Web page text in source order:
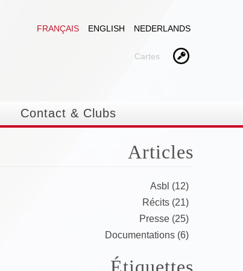
FRANÇAIS ENGLISH NEDERLANDS
Cartes
Contact & Clubs
Articles
Asbl (12)
Récits (21)
Presse (25)
Documentations (6)